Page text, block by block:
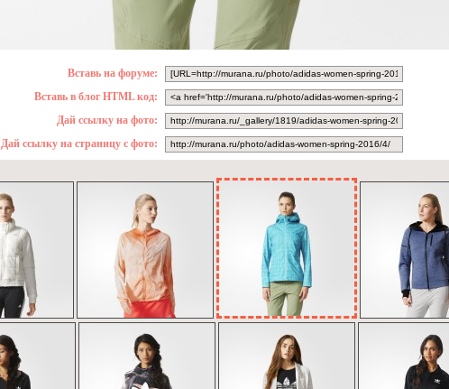
Вставь на форуме:
Вставь в блог HTML код:
Дай ссылку на фото:
Дай ссылку на страницу с фото: